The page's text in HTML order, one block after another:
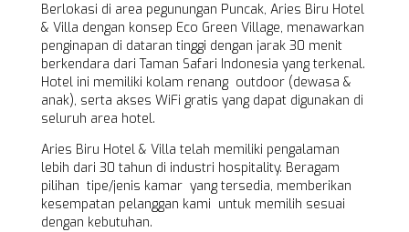
Berlokasi di area pegunungan Puncak, Aries Biru Hotel
& Villa dengan konsep Eco Green Village, menawarkan
penginapan di dataran tinggi dengan jarak 30 menit
berkendara dari Taman Safari Indonesia yang terkenal.
Hotel ini memiliki kolam renang outdoor (dewasa &
anak), serta akses WiFi gratis yang dapat digunakan di
seluruh area hotel.
Aries Biru Hotel & Villa telah memiliki pengalaman
lebih dari 30 tahun di industri hospitality. Beragam
pilihan tipe/jenis kamar yang tersedia, memberikan
kesempatan pelanggan kami untuk memilih sesuai
dengan kebutuhan.